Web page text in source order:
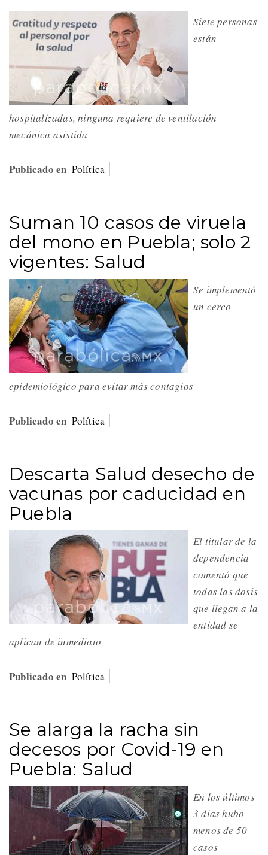
Siete personas
están
hospitalizadas, ninguna requiere de ventilación
mecánica asistida
Publicado en Política
Suman 10 casos de viruela
del mono en Puebla; solo 2
vigentes: Salud
Se implementó
un cerco
epidemiológico para evitar más contagios
Publicado en Política
Descarta Salud desecho de
vacunas por caducidad en
Puebla
El titular de la
dependencia
comentó que
todas las dosis
que llegan a la
entidad se
aplican de inmediato
Publicado en Política
Se alarga la racha sin
decesos por Covid-19 en
Puebla: Salud
En los últimos
3 dias hubo
menos de 50
casos